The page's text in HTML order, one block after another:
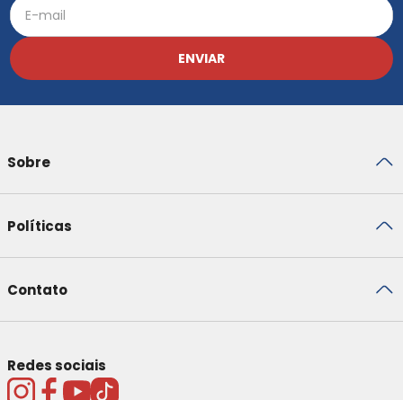
ENVIAR
Sobre
Políticas
Contato
Redes sociais